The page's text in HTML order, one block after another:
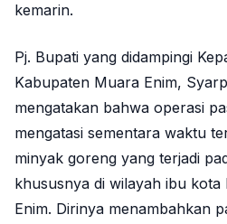
kemarin.
Pj. Bupati yang didampingi
Kabupaten Muara Enim,
mengatakan bahwa operasi
mengatasi sementara waktu
minyak goreng yang terjadi
khususnya di wilayah ibu kota
Enim. Dirinya menambahkan